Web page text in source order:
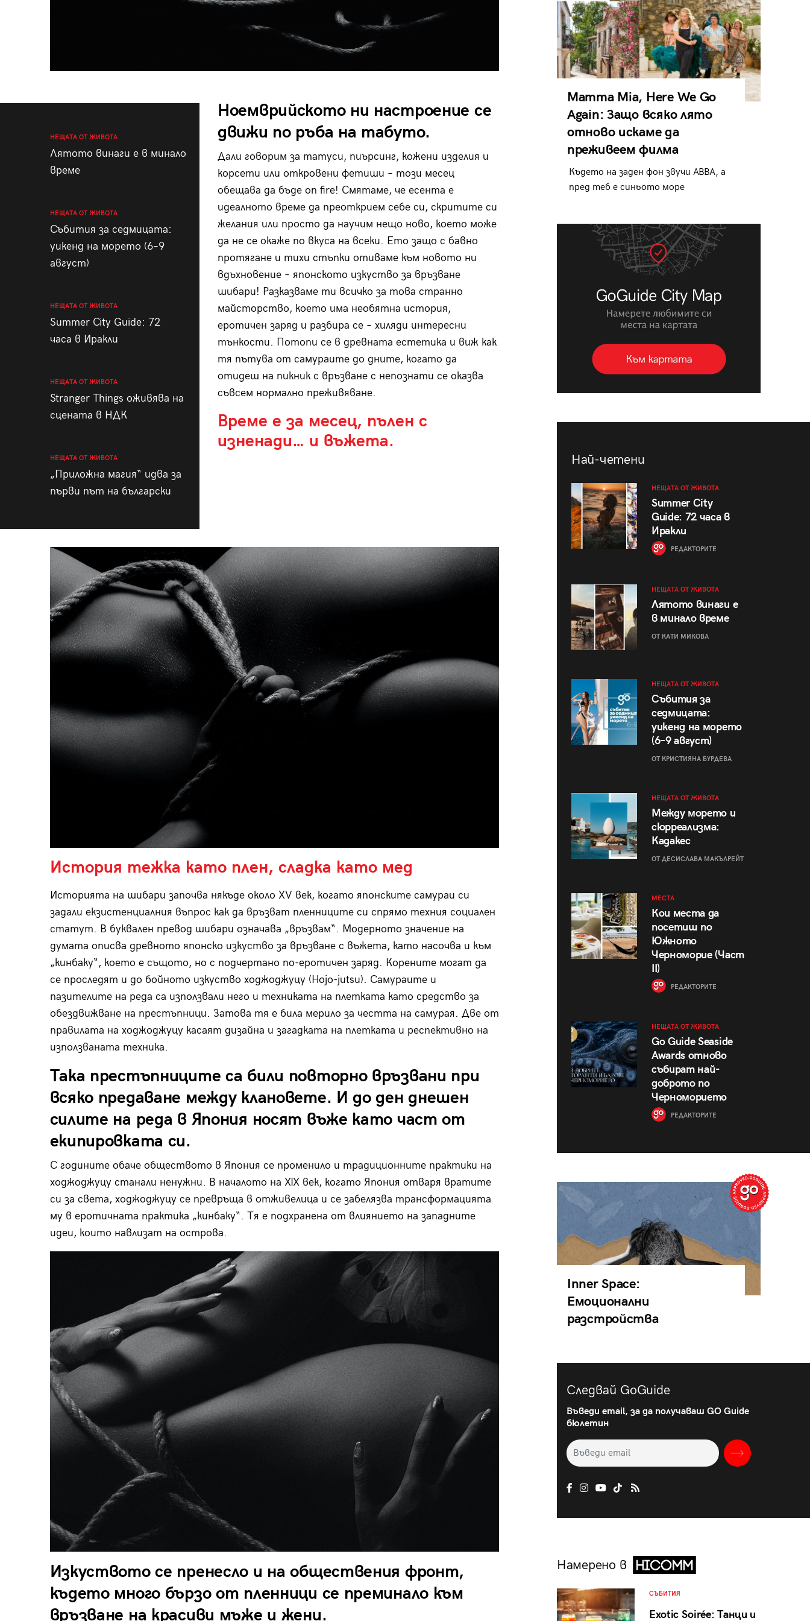
НЕЩАТА ОТ ЖИВОТА
Лятото винаги е в минало
време
НЕЩАТА ОТ ЖИВОТА
Събития за седмицата:
уикенд на морето (6–9
август)
НЕЩАТА ОТ ЖИВОТА
Summer City Guide: 72
часа в Иракли
НЕЩАТА ОТ ЖИВОТА
Stranger Things оживява на
сцената в НДК
НЕЩАТА ОТ ЖИВОТА
„Приложна магия“ идва за
първи път на български
Ноемврийското ни настроение се
движи по ръба на табуто.
Дали говорим за татуси, пиърсинг, кожени изделия и
корсети или откровени фетиши – този месец
обещава да бъде on fire! Смятаме, че есента е
идеалното време да преоткрием себе си, скритите си
желания или просто да научим нещо ново, което може
да не се окаже по вкуса на всеки. Ето защо с бавно
протягане и тихи стъпки отиваме към новото ни
вдъхновение – японското изкуство за връзване
шибари! Разказваме ти всичко за това странно
майсторство, което има необятна история,
еротичен заряд и разбира се – хиляди интересни
тънкости. Потопи се в древната естетика и виж как
тя пътува от самураите до дните, когато да
отидеш на пикник с връзване с непознати се оказва
съвсем нормално преживяване.
Време е за месец, пълен с
изненади… и въжета.
История тежка като плен, сладка като мед
Историята на шибари започва някъде около XV век, когато японските самураи си
задали екзистенциалния въпрос как да връзват пленниците си спрямо техния социален
статут. В буквален превод шибари означава „връзвам“. Модерното значение на
думата описва древното японско изкуство за връзване с въжета, като насочва и към
„кинбаку“, което е същото, но с подчертано по-еротичен заряд. Корените могат да
се проследят и до бойното изкуство ходжоджуцу (Hojo-jutsu). Самураите и
пазителите на реда са използвали него и техниката на плетката като средство за
обездвижване на престъпници. Затова тя е била мерило за честта на самурая. Две от
правилата на ходжоджуцу касаят дизайна и загадката на плетката и респективно на
използваната техника.
Така престъпниците са били повторно връзвани при
всяко предаване между клановете. И до ден днешен
силите на реда в Япония носят въже като част от
екипировката си.
С годините обаче обществото в Япония се променило и традиционните практики на
ходжоджуцу станали ненужни. В началото на XIX век, когато Япония отваря вратите
си за света, ходжоджуцу се превръща в отживелица и се забелязва трансформацията
му в еротичната практика „кинбаку“. Тя е подхранена от влиянието на западните
идеи, които навлизат на острова.
Изкуството се пренесло и на обществения фронт,
където много бързо от пленници се преминало към
връзване на красиви мъже и жени.
Mamma Mia, Here We Go
Again: Защо всяко лято
отново искаме да
преживеем филма
Където на заден фон звучи ABBA, а
пред теб е синьото море
Най-четени
НЕЩАТА ОТ ЖИВОТА
Summer City
Guide: 72 часа в
Иракли
РЕДАКТОРИТЕ
НЕЩАТА ОТ ЖИВОТА
Лятото винаги е
в минало време
ОТ КАТИ МИКОВА
НЕЩАТА ОТ ЖИВОТА
Събития за
седмицата:
уикенд на морето
(6–9 август)
ОТ КРИСТИЯНА БУРДЕВА
НЕЩАТА ОТ ЖИВОТА
Между морето и
сюрреализма:
Кадакес
ОТ ДЕСИСЛАВА МАКЪЛРЕЙТ
МЕСТА
Кои места да
посетиш по
Южното
Черноморие (Част
II)
РЕДАКТОРИТЕ
НЕЩАТА ОТ ЖИВОТА
Go Guide Seaside
Awards отново
събират най-
доброто по
Черноморието
РЕДАКТОРИТЕ
Inner Space:
Емоционални
разстройства
Следвай GoGuide
Въведи email, за да получаваш GO Guide
бюлетин
Намерено в
СЪБИТИЯ
Exotic Soirée: Танци и